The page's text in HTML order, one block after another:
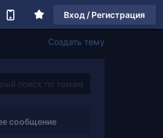
Вход / Регистрация
Создать тему
сообщение